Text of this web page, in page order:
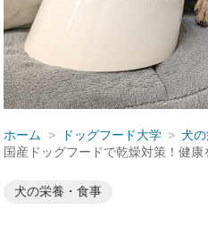
ホーム ドッグフード大学
犬
国産ドッグフードで乾燥対策！健
犬の栄養・食事